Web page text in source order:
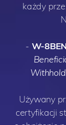
każdy
- W-
Używany
certyfikacji